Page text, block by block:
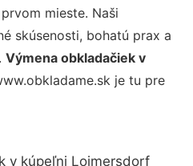
mieste. Naši
skúsenosti, bohatú prax a
Výmena obkladačiek v
je tu pre